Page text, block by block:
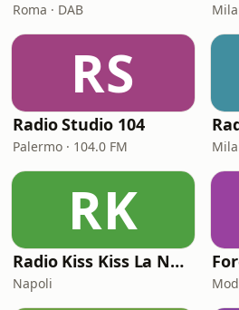
Roma · DAB
RS
Radio Studio 104
Palermo · 104.0 FM
RK
Radio Kiss Kiss La Notte Vola
Napoli